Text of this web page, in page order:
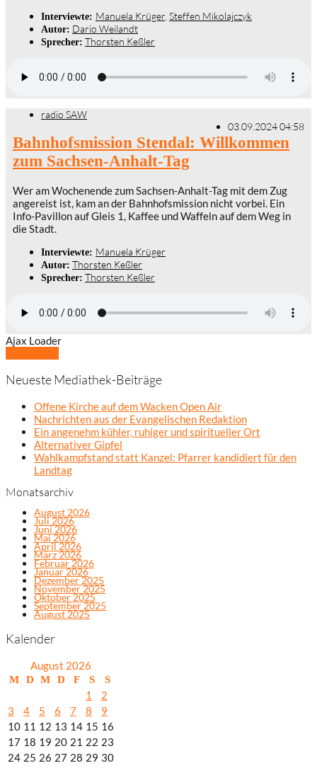
Interviewte: Manuela Krüger Steffen Mikolajczyk
Autor: Dario Weilandt
Sprecher: Thorsten Keßler
radio SAW
03.09.2024 04:58
Bahnhofsmission Stendal: Willkommen
zum Sachsen-Anhalt-Tag
Wer am Wochenende zum Sachsen-Anhalt-Tag mit dem Zug
angereist ist, kam an der Bahnhofsmission nicht vorbei. Ein
Info-Pavillon auf Gleis 1, Kaffee und Waffeln auf dem Weg in
die Stadt.
Interviewte: Manuela Krüger
Autor: Thorsten Keßler
Sprecher: Thorsten Keßler
Ajax Loader
Neueste Mediathek-Beiträge
Offene Kirche auf dem Wacken Open Air
Nachrichten aus der Evangelischen Redaktion
Ein angenehm kühler, ruhiger und spiritueller Ort
Alternativer Gipfel
Wahlkampfstand statt Kanzel: Pfarrer kandidiert für den
Landtag
Monatsarchiv
August 2026
Juli 2026
Juni 2026
Mai 2026
April 2026
März 2026
Februar 2026
Januar 2026
Dezember 2025
November 2025
Oktober 2025
September 2025
August 2025
Kalender
August 2026
M D M D F S S
1
2
3
4 5 6 7 8
9
10 11 12 13 14 15 16
17 18 19 20 21 22 23
24 25 26 27 28 29 30